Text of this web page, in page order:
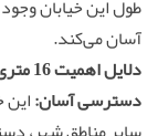
طول این خیابان
آسان می‌کند.
دلایل اهمیت 16 متری زنگارگی:
دسترسی آسان: